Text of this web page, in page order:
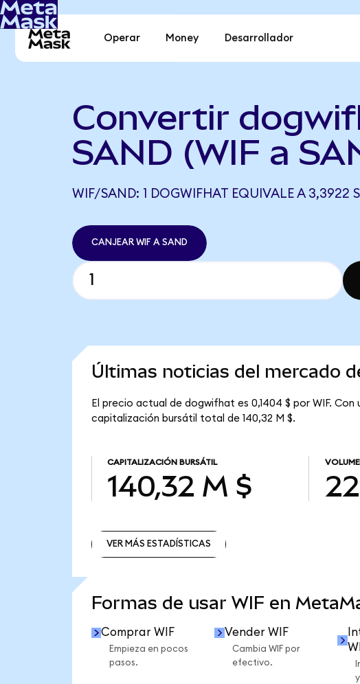
Operar Money Desarrollador
Convertir
SAND (WIF a
WIF/SAND: 1 DOGWIFHAT EQUIVALE A 3,3922
CANJEAR WIF A SAND
Últimas noticias del mercado
El precio actual de dogwifhat es 0,1404 $ por WIF.
capitalización bursátil total de 140,32 M $.
CAPITALIZACIÓN BURSÁTIL
140,32 M $
VER MÁS ESTADÍSTICAS
Formas de usar WIF en
Comprar WIF
Empieza en pocos
pasos.
Vender WIF
Cambia WIF por
efectivo.